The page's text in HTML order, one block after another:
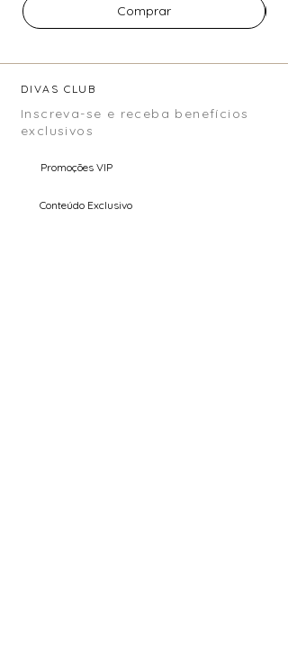
Comprar
DIVAS CLUB
Inscreva-se e receba benefícios
exclusivos
Promoções VIP
Conteúdo Exclusivo